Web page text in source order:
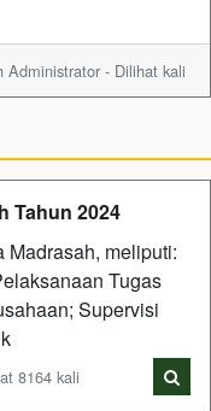
Administrator - Dilihat kali
Tahun 2024
meliputi:
Tugas
Supervisi
8164 kali